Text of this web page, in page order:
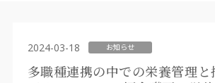
2024-03-18 お知らせ
多職種連携の中での栄養管理と